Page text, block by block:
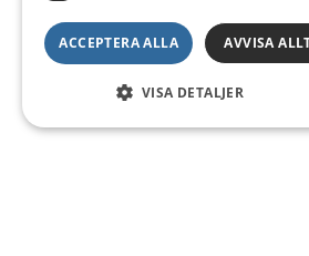
ACCEPTERA ALLA AVVISA
VISA DETALJER